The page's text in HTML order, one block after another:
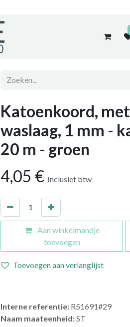
Katoenkoord, met
waslaag, 1 mm -
20 m - groen
4,05 € Inclusief btw
Aan winkelmandje
toevoegen
Toevoegen aan verlanglijst
Interne referentie: R51691#29
Naam maateenheid:ST